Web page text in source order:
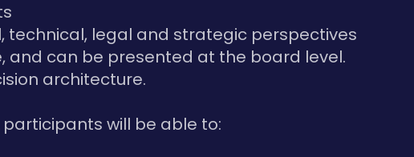
technical, legal and strategic perspectives
and can be presented at the board level.
architecture.
will be able to: